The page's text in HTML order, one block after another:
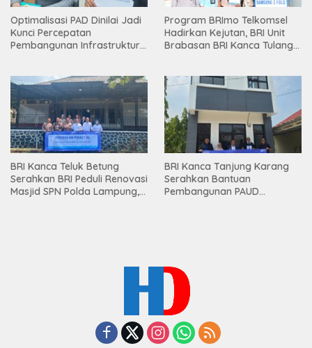
Optimalisasi PAD Dinilai Jadi
Kunci Percepatan
Pembangunan Infrastruktur
Program BRImo Telkomsel
Hadirkan Kejutan, BRI Unit
Brabasan BRI Kanca Tulang
Mesuji
BRI Kanca Teluk Betung
Serahkan BRI Peduli Renovasi
Masjid SPN Polda Lampung,
BRI Kanca Tanjung Karang
Serahkan Bantuan
Pembangunan PAUD